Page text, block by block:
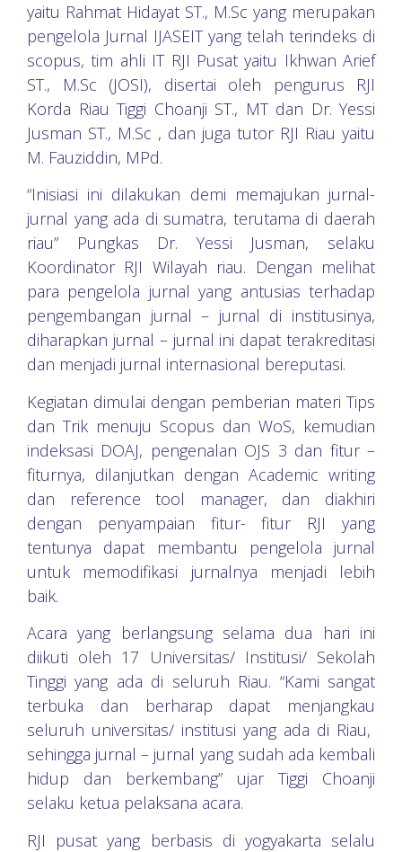
yaitu Rahmat Hidayat ST., M.Sc yang merupakan
pengelola Jurnal IJASEIT yang telah terindeks di
scopus, tim ahli IT RJI Pusat yaitu Ikhwan Arief
ST., M.Sc (JOSI), disertai oleh pengurus RJI
Korda Riau Tiggi Choanji ST., MT dan Dr. Yessi
Jusman ST., M.Sc , dan juga tutor RJI Riau yaitu
M. Fauziddin, MPd.
“Inisiasi ini dilakukan demi memajukan jurnal-
jurnal yang ada di sumatra, terutama di daerah
riau” Pungkas Dr. Yessi Jusman, selaku
Koordinator RJI Wilayah riau. Dengan melihat
para pengelola jurnal yang antusias terhadap
pengembangan jurnal – jurnal di institusinya,
diharapkan jurnal – jurnal ini dapat terakreditasi
dan menjadi jurnal internasional bereputasi.
Kegiatan dimulai dengan pemberian materi Tips
dan Trik menuju Scopus dan WoS, kemudian
indeksasi DOAJ, pengenalan OJS 3 dan fitur –
fiturnya, dilanjutkan dengan Academic writing
dan reference tool manager, dan diakhiri
dengan penyampaian fitur- fitur RJI yang
tentunya dapat membantu pengelola jurnal
untuk memodifikasi jurnalnya menjadi lebih
baik.
Acara yang berlangsung selama dua hari ini
diikuti oleh 17 Universitas/ Institusi/ Sekolah
Tinggi yang ada di seluruh Riau. “Kami sangat
terbuka dan berharap dapat menjangkau
seluruh universitas/ institusi yang ada di Riau,
sehingga jurnal – jurnal yang sudah ada kembali
hidup dan berkembang” ujar Tiggi Choanji
selaku ketua pelaksana acara.
RJI pusat yang berbasis di yogyakarta selalu